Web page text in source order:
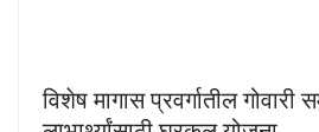
विशेष मागास प्रवर्गातील गोवारी